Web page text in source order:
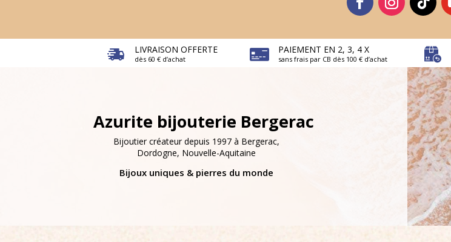
LIVRAISON OFFERTE
dès 60 € d’achat
PAIEMENT EN 2, 3, 4 X
sans frais par CB dès 100 € d’achat
Azurite bijouterie Bergerac
Bijoutier créateur depuis 1997 à Bergerac,
Dordogne, Nouvelle-Aquitaine
Bijoux uniques & pierres du monde